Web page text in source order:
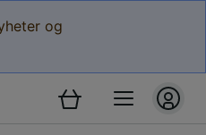
og